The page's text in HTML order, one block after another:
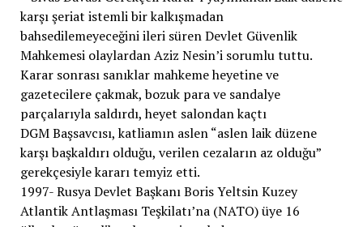
karşı şeriat istemli bir kalkışmadan
bahsedilemeyeceğini ileri süren Devlet Güvenlik
Mahkemesi olaylardan Aziz Nesin’i sorumlu tuttu.
Karar sonrası sanıklar mahkeme heyetine ve
gazetecilere çakmak, bozuk para ve sandalye
parçalarıyla saldırdı, heyet salondan kaçtı
DGM Başsavcısı, katliamın aslen “aslen laik düzene
karşı başkaldırı olduğu, verilen cezaların az olduğu”
gerekçesiyle kararı temyiz etti.
1997- Rusya Devlet Başkanı Boris Yeltsin Kuzey
Atlantik Antlaşması Teşkilatı’na (NATO) üye 16